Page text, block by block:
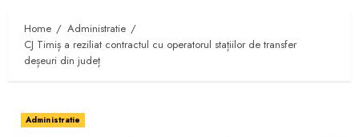
Home
Administratie
CJ Timiș a reziliat contractul cu operatorul stațiilor de transfer
deșeuri din județ
Administratie